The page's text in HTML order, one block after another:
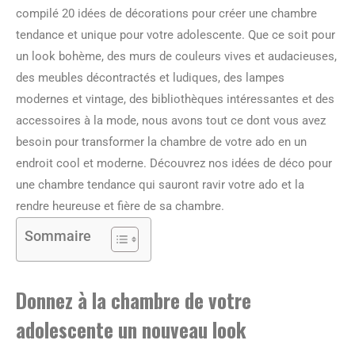
compilé 20 idées de décorations pour créer une chambre
tendance et unique pour votre adolescente. Que ce soit pour
un look bohème, des murs de couleurs vives et audacieuses,
des meubles décontractés et ludiques, des lampes
modernes et vintage, des bibliothèques intéressantes et des
accessoires à la mode, nous avons tout ce dont vous avez
besoin pour transformer la chambre de votre ado en un
endroit cool et moderne. Découvrez nos idées de déco pour
une chambre tendance qui sauront ravir votre ado et la
rendre heureuse et fière de sa chambre.
Sommaire
Donnez à la chambre de votre
adolescente un nouveau look